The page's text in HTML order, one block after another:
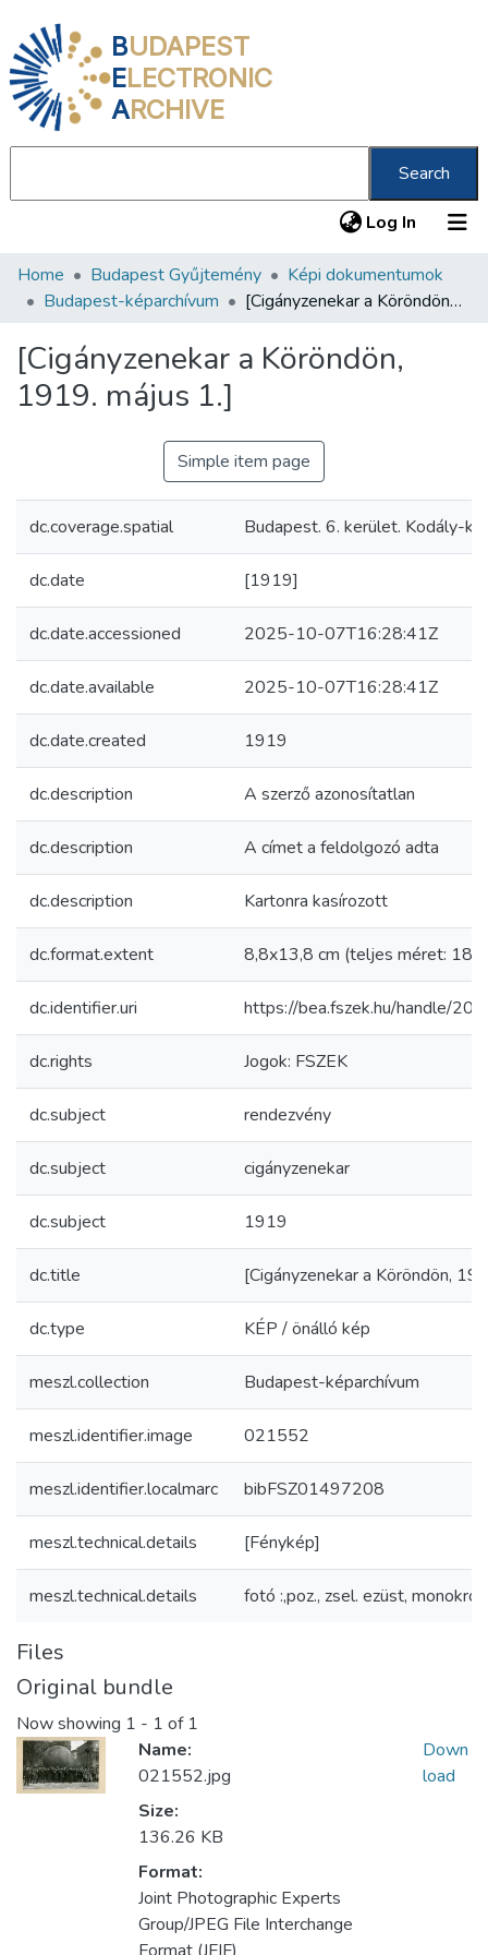
BUDAPEST
ELECTRONIC
ARCHIVE
Search
Log In (current)
Communities & Collections
Statistics
About us
Home Budapest Gyűjtemény
Képi dokumentumok
Budapest-képarchívum
[Cigányzenekar a Köröndön, 1919. május 1.]
[Cigányzenekar a Köröndön,
1919. május 1.]
Simple item page
dc.coverage.spatial Budapest. 6. kerület. Kodály-
dc.date [1919]
dc.date.accessioned 2025-10-07T16:28:41Z
dc.date.available 2025-10-07T16:28:41Z
dc.date.created 1919
dc.description A szerző azonosítatlan
dc.description A címet a feldolgozó adta
dc.description Kartonra kasírozott
dc.format.extent 8,8x13,8 cm (teljes méret:
dc.identifier.uri https://bea.fszek.hu/handle/
dc.rights Jogok: FSZEK
dc.subject rendezvény
dc.subject cigányzenekar
dc.subject 1919
dc.title [Cigányzenekar a Köröndön,
dc.type KÉP / önálló kép
meszl.collection Budapest-képarchívum
meszl.identifier.image 021552
meszl.identifier.localmarc bibFSZ01497208
meszl.technical.details [Fénykép]
meszl.technical.details fotó :,poz., zsel. ezüst,
Files
Original bundle
Now showing 1 - 1 of 1
Name:
021552.jpg
Size:
136.26 KB
Format:
Joint Photographic Experts
Group/JPEG File Interchange
Down
load